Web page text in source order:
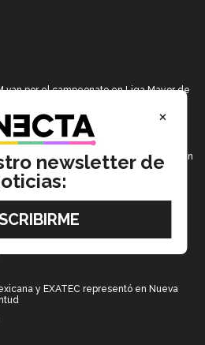
van por el campeonato en Liga Mayor de
Qro al mundo: el escenario donde nació un
buscan "devolver la voz" a
y EXATEC representó en Nueva
×
newsletter de